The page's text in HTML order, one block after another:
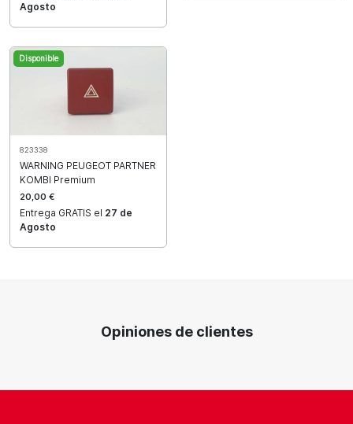
Agosto
Disponible
823338
WARNING PEUGEOT PARTNER
KOMBI Premium
20,00 €
Entrega GRATIS el 27 de
Agosto
Opiniones de clientes